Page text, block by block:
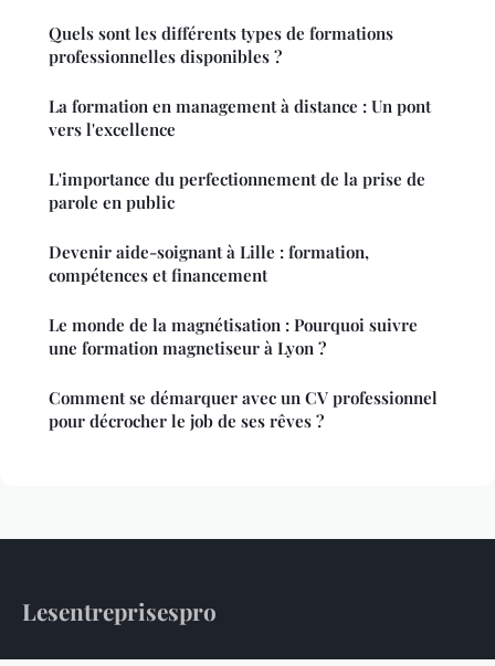
Quels sont les différents types de formations
professionnelles disponibles ?
La formation en management à distance : Un pont
vers l'excellence
L'importance du perfectionnement de la prise de
parole en public
Devenir aide-soignant à Lille : formation,
compétences et financement
Le monde de la magnétisation : Pourquoi suivre
une formation magnetiseur à Lyon ?
Comment se démarquer avec un CV professionnel
pour décrocher le job de ses rêves ?
Lesentreprisespro